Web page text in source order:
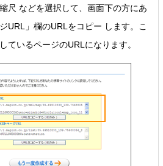
尺 などを選択して、画面下の方にあ
URL」欄のURLをコピー します。こ
ているページのURLになります。